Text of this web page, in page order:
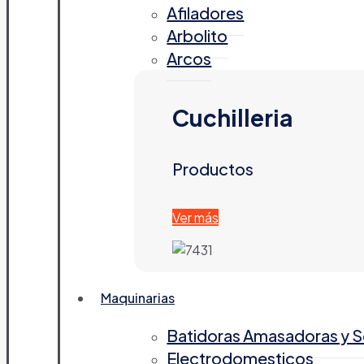
Afiladores
Arbolito
Arcos
Cuchilleria
Productos
Ver más
Maquinarias
Batidoras Amasadoras y
Electrodomesticos